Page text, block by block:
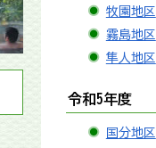
牧園地区
霧島地区
隼人地区
令和5年度
国分地区